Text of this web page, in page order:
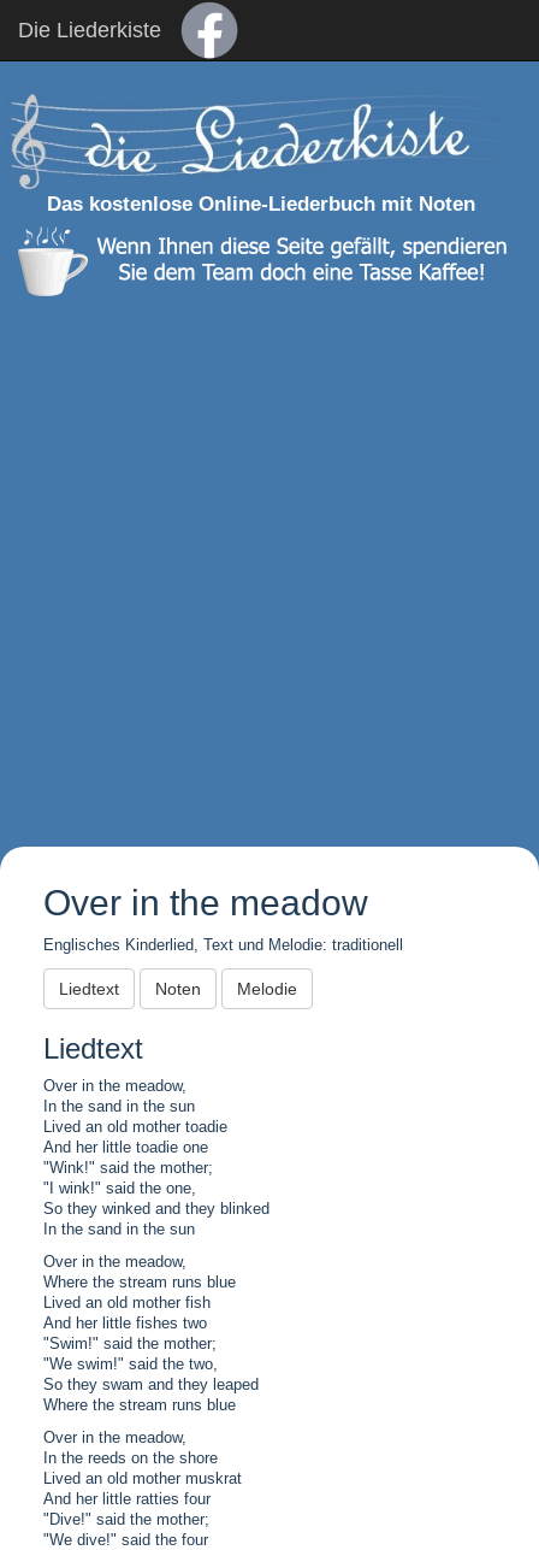
Die Liederkiste
Das kostenlose Online-Liederbuch mit Noten
Over in the meadow
Englisches Kinderlied, Text und Melodie: traditionell
Liedtext Noten Melodie
Liedtext
Over in the meadow,
In the sand in the sun
Lived an old mother toadie
And her little toadie one
"Wink!" said the mother;
"I wink!" said the one,
So they winked and they blinked
In the sand in the sun
Over in the meadow,
Where the stream runs blue
Lived an old mother fish
And her little fishes two
"Swim!" said the mother;
"We swim!" said the two,
So they swam and they leaped
Where the stream runs blue
Over in the meadow,
In the reeds on the shore
Lived an old mother muskrat
And her little ratties four
"Dive!" said the mother;
"We dive!" said the four